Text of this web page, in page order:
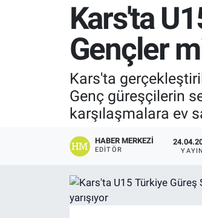
Kars'ta
Gençler
Kars'ta
Genç güreşçilerin
karşılaşmalara ev
HABER MERKEZI
EDITÖR
Ekonomi
Magazin
İstanbul Namaz Vakitleri
Trafik Durumu
Süper Lig Puan Durumu ve Fikstür
Tüm Manşetler
Son Dakika Haberleri